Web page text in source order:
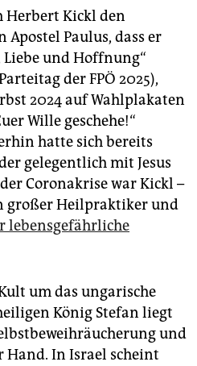
Herbert Kickl den
Apostel Paulus, dass er
und Hoffnung“
der FPÖ 2025),
2024 auf Wahlplakaten
Wille geschehe!“
hatte sich bereits
gelegentlich mit Jesus
Coronakrise war Kickl –
großer Heilpraktiker und
lebensgefährliche
um das ungarische
König Stefan liegt
und
Hand. In Israel scheint